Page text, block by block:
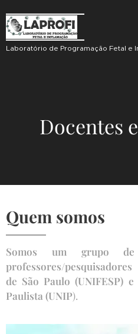
Laboratório de Programação Fetal e
Docentes
Quem somos
Somos um grupo de
professores/
de São Paulo (UNIFESP)
Paulista (UNIP).